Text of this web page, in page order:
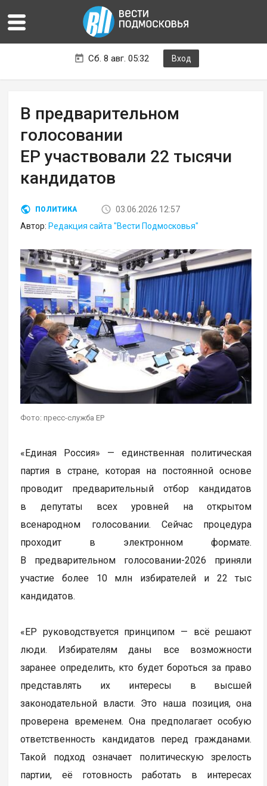
Сб. 8 авг. 05:32 Вход
В предварительном
голосовании
ЕР участвовали 22 тысячи
кандидатов
ПОЛИТИКА
03.06.2026 12:57
Автор: Редакция сайта "Вести Подмосковья"
Фото: пресс-служба ЕР
«Единая Россия» — единственная политическая
партия в стране, которая на постоянной основе
проводит предварительный отбор кандидатов
в депутаты всех уровней на открытом
всенародном голосовании. Сейчас процедура
проходит в электронном формате.
В предварительном голосовании-2026 приняли
участие более 10 млн избирателей и 22 тыс
кандидатов.
«ЕР руководствуется принципом — всё решают
люди. Избирателям даны все возможности
заранее определить, кто будет бороться за право
представлять их интересы в высшей
законодательной власти. Это наша позиция, она
проверена временем. Она предполагает особую
ответственность кандидатов перед гражданами.
Такой подход означает политическую зрелость
партии, её готовность работать в интересах